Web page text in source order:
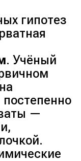
гипотез
. Учёный
—